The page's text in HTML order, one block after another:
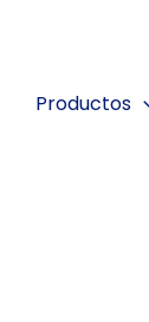
Productos